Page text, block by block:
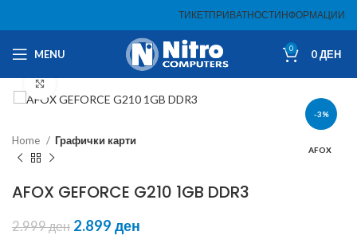
ТИКЕТПРИВАТНОСТИНФОРМАЦИИ
MENU 0 0ДЕН
-3%
AFOX
Home Графички карти
AFOX GEFORCE G210 1GB DDR3
2.999ден 2.899 ден